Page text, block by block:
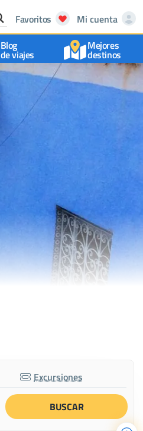
Favoritos
Mi cuenta
Blog
de viajes
Mejores
destinos
Excursiones